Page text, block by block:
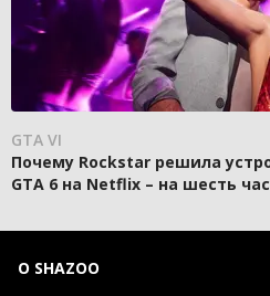
GTA VI
Почему Rockstar решила
GTA 6 на Netflix – на шесть
О SHAZOO